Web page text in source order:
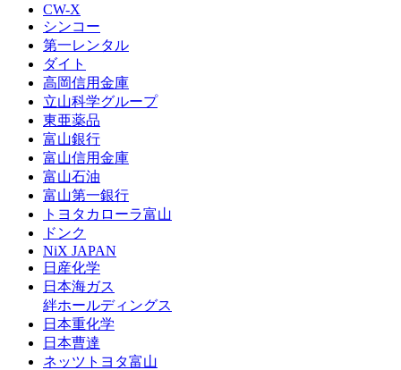
CW-X
シンコー
第一レンタル
ダイト
高岡信用金庫
立山科学グループ
東亜薬品
富山銀行
富山信用金庫
富山石油
富山第一銀行
トヨタカローラ富山
ドンク
NiX JAPAN
日産化学
日本海ガス
絆ホールディングス
日本重化学
日本曹達
ネッツトヨタ富山